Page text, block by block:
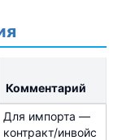
Комментарий
Для импорта —
контракт/инвойс